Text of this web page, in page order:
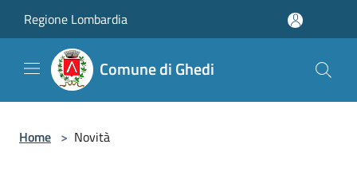
Regione Lombardia
Comune di Ghedi
Home > Novità